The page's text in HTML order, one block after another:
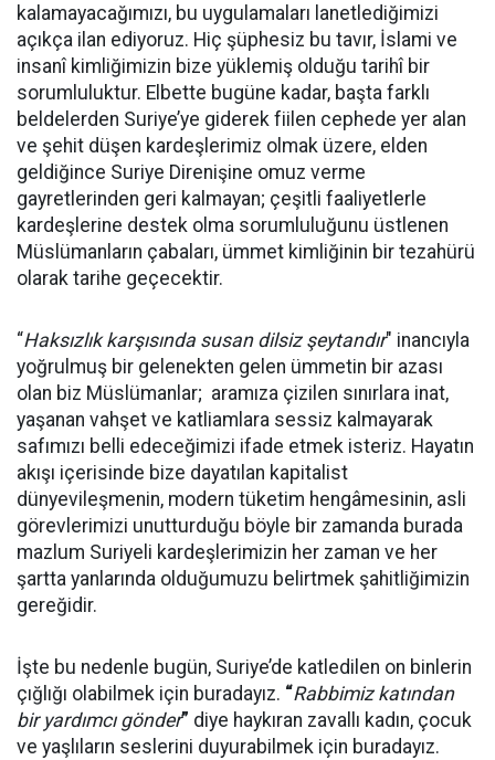
kalamayacağımızı, bu uygulamaları lanetlediğimizi
açıkça ilan ediyoruz. Hiç şüphesiz bu tavır, İslami ve
insanî kimliğimizin bize yüklemiş olduğu tarihî bir
sorumluluktur. Elbette bugüne kadar, başta farklı
beldelerden Suriye’ye giderek fiilen cephede yer alan
ve şehit düşen kardeşlerimiz olmak üzere, elden
geldiğince Suriye Direnişine omuz verme
gayretlerinden geri kalmayan; çeşitli faaliyetlerle
kardeşlerine destek olma sorumluluğunu üstlenen
Müslümanların çabaları, ümmet kimliğinin bir tezahürü
olarak tarihe geçecektir.
“Haksızlık karşısında susan dilsiz şeytandır" inancıyla
yoğrulmuş bir gelenekten gelen ümmetin bir azası
olan biz Müslümanlar; aramıza çizilen sınırlara inat,
yaşanan vahşet ve katliamlara sessiz kalmayarak
safımızı belli edeceğimizi ifade etmek isteriz. Hayatın
akışı içerisinde bize dayatılan kapitalist
dünyevileşmenin, modern tüketim hengâmesinin, asli
görevlerimizi unutturduğu böyle bir zamanda burada
mazlum Suriyeli kardeşlerimizin her zaman ve her
şartta yanlarında olduğumuzu belirtmek şahitliğimizin
gereğidir.
İşte bu nedenle bugün, Suriye’de katledilen on binlerin
çığlığı olabilmek için buradayız. “Rabbimiz katından
bir yardımcı gönder” diye haykıran zavallı kadın, çocuk
ve yaşlıların seslerini duyurabilmek için buradayız.